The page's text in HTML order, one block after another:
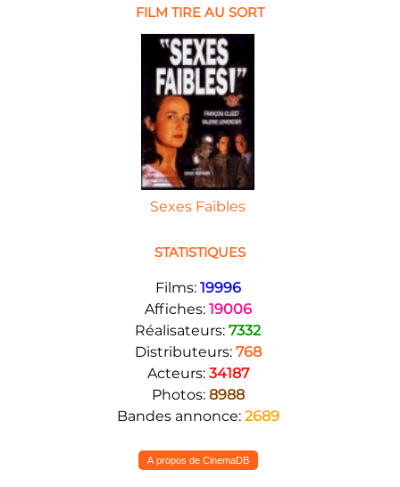
FILM TIRE AU SORT
Sexes Faibles
STATISTIQUES
Films: 19996
Affiches: 19006
Réalisateurs: 7332
Distributeurs: 768
Acteurs: 34187
Photos: 8988
Bandes annonce: 2689
A propos de CinemaDB